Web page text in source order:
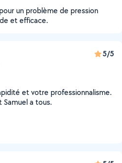
un problème de pression
et efficace.
5/5
et votre professionnalisme.
a tous.